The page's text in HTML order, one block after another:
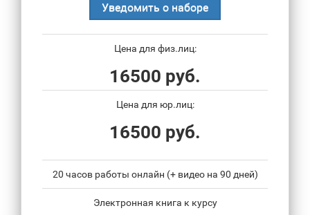
Уведомить о наборе
Цена для физ.лиц:
16500 руб.
Цена для юр.лиц:
16500 руб.
20 часов работы онлайн (+ видео на 90 дней)
Электронная книга к курсу